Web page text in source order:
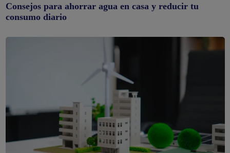
Consejos para ahorrar agua en casa y reducir tu
consumo diario